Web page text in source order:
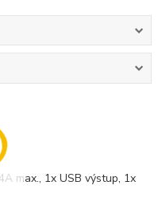
max., 1x USB výstup, 1x